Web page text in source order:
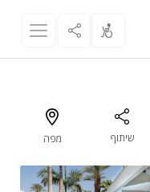
שיתוף מפה